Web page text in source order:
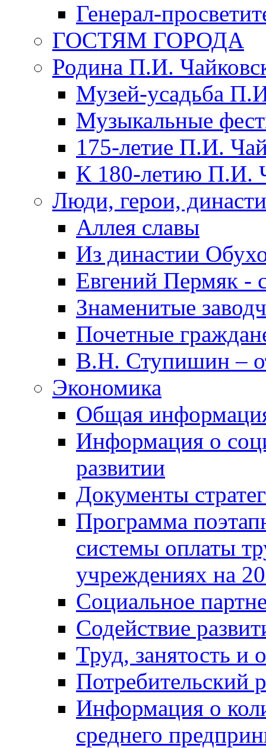
Генерал-
ГОСТЯМ ГОРОДА
Родина П.И.
Музей-усадьба
Музыкальные
175-летие П.И.
К 180-летию П.И.
Люди, герои,
Аллея славы
Из династии
Евгений Пермяк -
Знаменитые
Почетные
В.Н. Ступишин –
Экономика
Общая
Информация о
развитии
Документы
Программа
системы оплаты
учреждениях на
Социальное
Содействие
Труд, занятость и
Потребительский
Информация о
среднего